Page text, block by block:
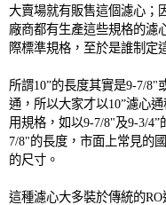
大賣場就有販售這個濾心；
廠商都有生產這些規格的濾
際標準規格，至於是誰制定
所謂10”的長度其實是9-7/8"
通，所以大家才以10”濾心
用規格，如以9-7/8"及9-3/4”
7/8"的長度，市面上常見的
的尺寸。
這種濾心大多裝於傳統的RO